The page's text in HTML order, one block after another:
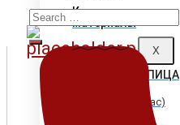
X
Кровельные
материалы
ГИБКАЯ ЧЕРЕПИЦА
Shinglas (Шинглас)
Search
for: